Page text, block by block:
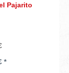
Pajarito
*